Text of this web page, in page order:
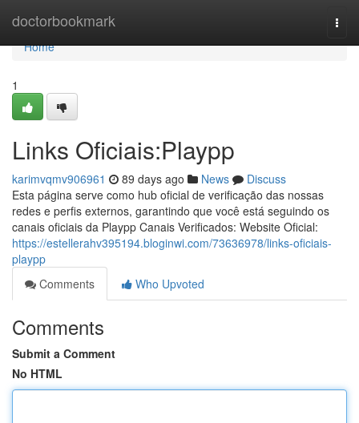
doctorbookmark
Home
Home
1
Links Oficiais:Playpp
karimvqmv906961 89 days ago News
Discuss
Esta página serve como hub oficial de verificação das nossas
redes e perfis externos, garantindo que você está seguindo os
canais oficiais da Playpp Canais Verificados: Website Oficial:
https://estellerahv395194.bloginwi.com/73636978/links-oficiais-
playpp
Comments
Who Upvoted
Comments
Submit a Comment
No HTML